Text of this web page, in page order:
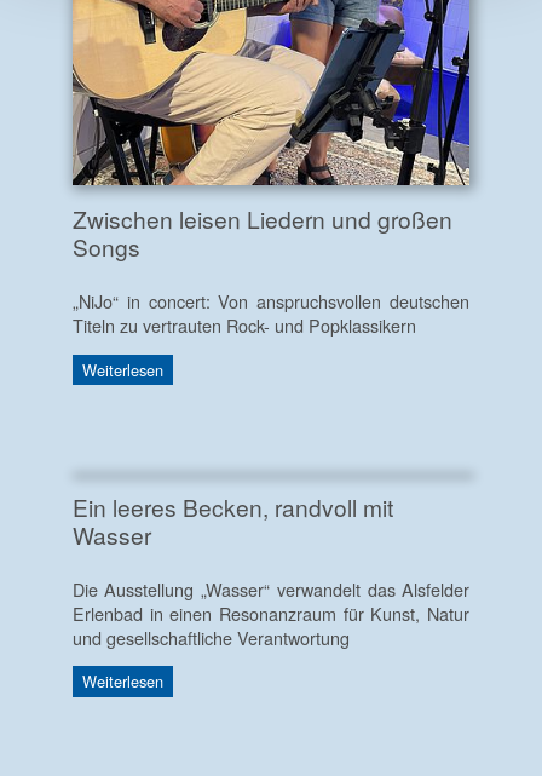
Zwischen leisen Liedern und großen
Songs
„NiJo“ in concert: Von anspruchsvollen deutschen
Titeln zu vertrauten Rock- und Popklassikern
Weiterlesen
Ein leeres Becken, randvoll mit
Wasser
Die Ausstellung „Wasser“ verwandelt das Alsfelder
Erlenbad in einen Resonanzraum für Kunst, Natur
und gesellschaftliche Verantwortung
Weiterlesen